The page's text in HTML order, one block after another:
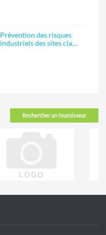
Prévention des risques
industriels des sites cla…
Rechercher un fournisseur